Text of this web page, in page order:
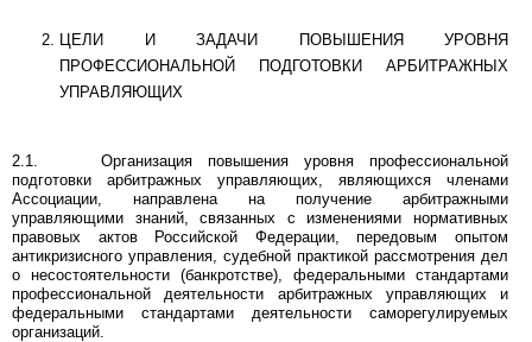
ЦЕЛИ И ЗАДАЧИ ПОВЫШЕНИЯ УРОВНЯ
ПРОФЕССИОНАЛЬНОЙ ПОДГОТОВКИ АРБИТРАЖНЫХ
УПРАВЛЯЮЩИХ
2.1. Организация повышения уровня профессиональной
подготовки арбитражных управляющих, являющихся членами
Ассоциации, направлена на получение арбитражными
управляющими знаний, связанных с изменениями нормативных
правовых актов Российской Федерации, передовым опытом
антикризисного управления, судебной практикой рассмотрения дел
о несостоятельности (банкротстве), федеральными стандартами
профессиональной деятельности арбитражных управляющих и
федеральными стандартами деятельности саморегулируемых
организаций.